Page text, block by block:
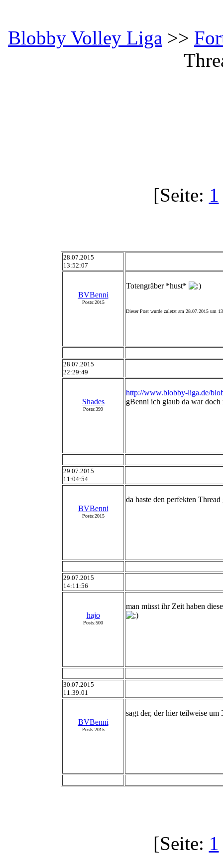
Blobby Volley Liga >>
[Seite: 1
28.07.2015
13:52:07
BVBenni
Posts:2015
Totengräber *hust*
Dieser Post wurde zuletzt am 28.07.2015 um
28.07.2015
22:29:49
Shades
Posts:399
http://www.blobby-liga.de/
gBenni ich glaub da war
29.07.2015
11:04:54
BVBenni
Posts:2015
da haste den perfekten
29.07.2015
14:11:56
hajo
Posts:500
man müsst ihr Zeit haben
30.07.2015
11:39:01
BVBenni
Posts:2015
sagt der, der hier teilweise
[Seite: 1